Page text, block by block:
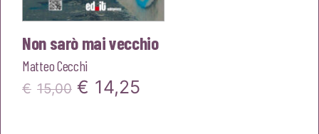
Non sarò mai vecchio
Matteo Cecchi
€ 15,00 Il
€ 14,25